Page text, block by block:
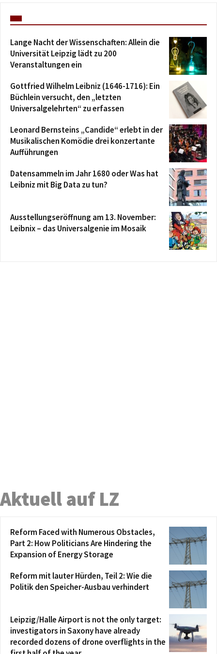
Lange Nacht der Wissenschaften: Allein die
Universität Leipzig lädt zu 200
Veranstaltungen ein
Gottfried Wilhelm Leibniz (1646-1716): Ein
Büchlein versucht, den „letzten
Universalgelehrten“ zu erfassen
Leonard Bernsteins „Candide“ erlebt in der
Musikalischen Komödie drei konzertante
Aufführungen
Datensammeln im Jahr 1680 oder Was hat
Leibniz mit Big Data zu tun?
Ausstellungseröffnung am 13. November:
Leibnix – das Universalgenie im Mosaik
Aktuell auf LZ
Reform Faced with Numerous Obstacles,
Part 2: How Politicians Are Hindering the
Expansion of Energy Storage
Reform mit lauter Hürden, Teil 2: Wie die
Politik den Speicher-Ausbau verhindert
Leipzig/Halle Airport is not the only target:
investigators in Saxony have already
recorded dozens of drone overflights in the